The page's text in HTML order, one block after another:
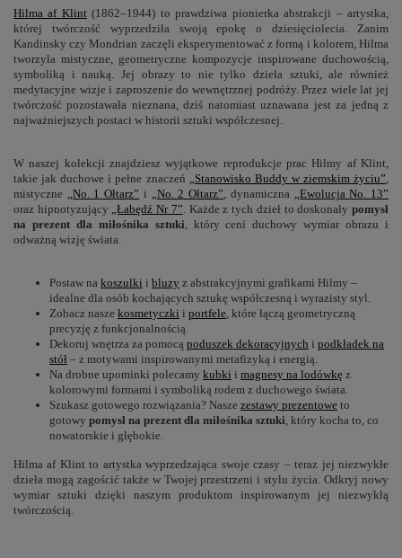
Hilma af Klint (1862–1944) to prawdziwa pionierka abstrakcji – artystka,
której twórczość wyprzedziła swoją epokę o dziesięciolecia. Zanim
Kandinsky czy Mondrian zaczęli eksperymentować z formą i kolorem, Hilma
tworzyła mistyczne, geometryczne kompozycje inspirowane duchowością,
symboliką i nauką. Jej obrazy to nie tylko dzieła sztuki, ale również
medytacyjne wizje i zaproszenie do wewnętrznej podróży. Przez wiele lat jej
twórczość pozostawała nieznana, dziś natomiast uznawana jest za jedną z
najważniejszych postaci w historii sztuki współczesnej.
W naszej kolekcji znajdziesz wyjątkowe reprodukcje prac Hilmy af Klint,
takie jak duchowe i pełne znaczeń
„Stanowisko Buddy w ziemskim życiu”
mistyczne
„No. 1 Ołtarz” i „No. 2 Ołtarz” , dynamiczna
„Ewolucja No. 13”
oraz hipnotyzujący
„Łabędź Nr 7” . Każde z tych dzieł to doskonałypomysł
na prezent dla miłośnika sztuki , który ceni duchowy wymiar obrazu i
odważną wizję świata.
Postaw na koszulki i bluzy z abstrakcyjnymi grafikami Hilmy –
idealne dla osób kochających sztukę współczesną i wyrazisty styl.
Zobacz nasze kosmetyczki i portfele , które łączą geometryczną
precyzję z funkcjonalnością.
Dekoruj wnętrza za pomocą poduszek dekoracyjnych i podkładek na
stół – z motywami inspirowanymi metafizyką i energią.
Na drobne upominki polecamy kubki i magnesy na lodówkę z
kolorowymi formami i symboliką rodem z duchowego świata.
Szukasz gotowego rozwiązania? Nasze zestawy prezentowe to
gotowy pomysł na prezent dla miłośnika sztuki , który kocha to, co
nowatorskie i głębokie.
Hilma af Klint to artystka wyprzedzająca swoje czasy – teraz jej niezwykłe
dzieła mogą zagościć także w Twojej przestrzeni i stylu życia. Odkryj nowy
wymiar sztuki dzięki naszym produktom inspirowanym jej niezwykłą
twórczością.